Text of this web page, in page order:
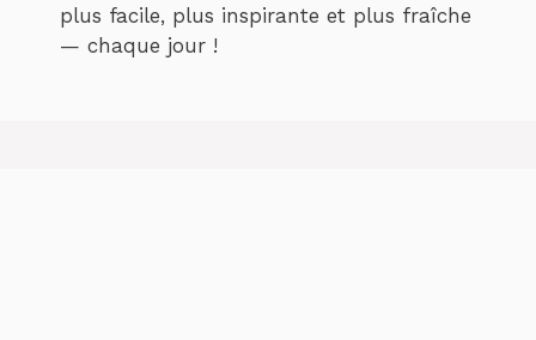
plus facile, plus inspirante et plus fraîche
— chaque jour !